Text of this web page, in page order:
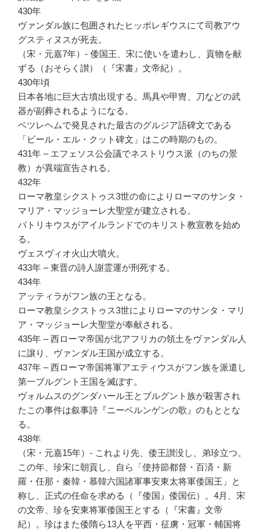
430年
ヴァンダル族に包囲されたヒッポレギウスにて司教アウ
グスティヌスが死去。
（宋・元嘉7年）- 倭国王、宋に使いを遣わし、貢物を献
ずる（おそらく讃）（『宋書』文帝紀）。
430年頃
日本各地に巨大古墳出現する。馬具や甲冑、刀などの武
器が副葬されるようになる。
ベツレヘムで発見された最古のグルジア語碑文である
「ビール・エル・クット碑文」はこの時期のもの。
431年 – エフェソス公会議でネストリウス派（のちの景
教）が異端宣告される。
432年
ローマ教皇シクストゥス3世の命によりローマのサンタ・
マリア・マッジョーレ大聖堂が建立される。
パトリキウスがアイルランドでのキリスト教宣教を始め
る。
ヴェスヴィオ火山大噴火。
433年 – 東晋の詩人謝霊運が刑死する。
434年
アッティラがフン族の王となる。
ローマ教皇シクストゥス3世によりローマのサンタ・マリ
ア・マッジョーレ大聖堂が奉献される。
435年 – 西ローマ帝国が北アフリカの領土をヴァンダル人
に譲り、ヴァンダル王国が成立する。
437年 – 西ローマ帝国将軍アエティウスがフン族を派遣し
第一ブルグント王国を滅ぼす。
ヴォルムスのグンダハール王とブルグント族が殺害され
たこの事件は叙事詩『ニーベルンゲンの歌』のもととな
る。
438年
（宋・元嘉15年）- これより先、倭王讃没し、弟珍立つ。
この年、珍宋に朝貢し、自ら「使持節都督・百済・新
羅・任那・秦韓・慕韓六国諸軍事安東太将軍倭国王」と
称し、正式の任命を求める（『倭国』倭国伝）。4月、宋
の文帝、珍を安東将軍倭国王とする（『宋書』文帝
紀）。珍はまた倭隋ら13人を平西・征虜・冠軍・輔国将